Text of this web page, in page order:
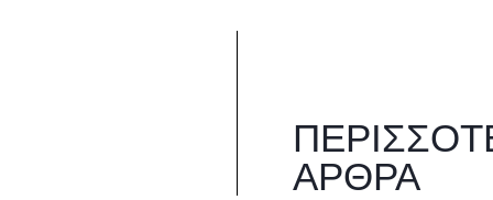
ΆΡΘΡΑ